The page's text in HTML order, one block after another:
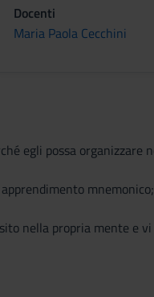
Docenti
Maria Paola Cecchini
egli possa organizzare
nella propria mente e